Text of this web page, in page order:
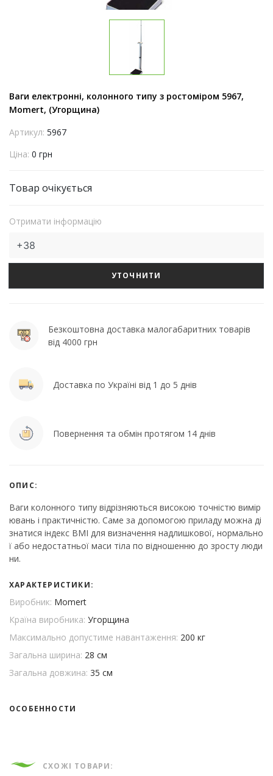
Ваги електронні, колонного типу з ростоміром 5967,
Momert, (Угорщина)
Артикул: 5967
Ціна: 0 грн
Товар очікується
Отримати інформацію
УТОЧНИТИ
Безкоштовна доставка малогабаритних товарів
від 4000 грн
Доставка по Україні від 1 до 5 днів
Повернення та обмін протягом 14 днів
ОПИС:
Ваги колонного типу відрізняються високою точністю вимір
ювань і практичністю. Саме за допомогою приладу можна ді
знатися індекс ВМІ для визначення надлишкової, нормально
ї або недостатньої маси тіла по відношенню до зросту люди
ни.
ХАРАКТЕРИСТИКИ:
Виробник: Momert
Країна виробника: Угорщина
Максимально допустиме навантаження: 200 кг
Загальна ширина: 28 см
Загальна довжина: 35 см
ОСОБЕННОСТИ
СХОЖІ ТОВАРИ: